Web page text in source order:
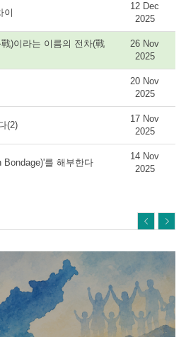
이
12 Dec
2025
戰)이라는 이름의 전차(戰
26 Nov
2025
20 Nov
2025
(2)
17 Nov
2025
Bondage)'를 해부한다
14 Nov
2025